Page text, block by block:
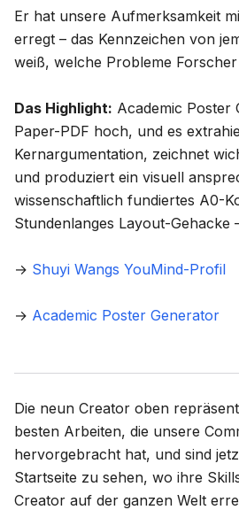
Er hat unsere Aufmerksamkeit
erregt – das Kennzeichen von
weiß, welche Probleme
Das Highlight: Academic Poster
Paper-PDF hoch, und es
Kernargumentation, zeichnet
und produziert ein visuell
wissenschaftlich fundiertes A0-
Stundenlanges Layout-Gehacke
→ Shuyi Wangs YouMind-Profil
→ Academic Poster Generator
Die neun Creator oben
besten Arbeiten, die unsere
hervorgebracht hat, und sind
Startseite zu sehen, wo ihre
Creator auf der ganzen Welt